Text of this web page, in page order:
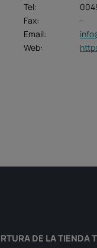
Tel:
Fax:
-
Email:
Web:
DE LA TIENDA